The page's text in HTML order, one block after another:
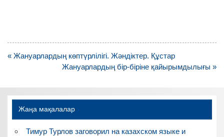
Навигация
« Жануарлардың көптүрлілігі. Жәндіктер. Құстар
Жануарлардың бір-біріне қайырымдылығы »
Жаңа мақалалар
Тимур Турлов заговорил на казахском языке и